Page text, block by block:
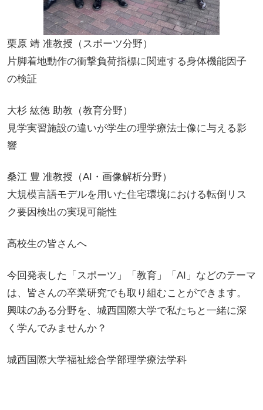
栗原 靖 准教授 （スポーツ分野）
片脚着地動作の衝撃負荷指標に関連する身体機能因子
の検証
大杉 紘徳 助教 （教育分野）
見学実習施設の違いが学生の理学療法士像に与える影
響
桑江 豊 准教授 （AI・画像解析分野）
大規模言語モデルを用いた住宅環境における転倒リス
ク要因検出の実現可能性
高校生の皆さんへ
今回発表した「スポーツ」「教育」「AI」などのテーマ
は、 皆さんの卒業研究でも取り組むことができます。
興味のある分野を、城西国際大学で私たちと一緒に深
く学んでみませんか？
城西国際大学福祉総合学部理学療法学科